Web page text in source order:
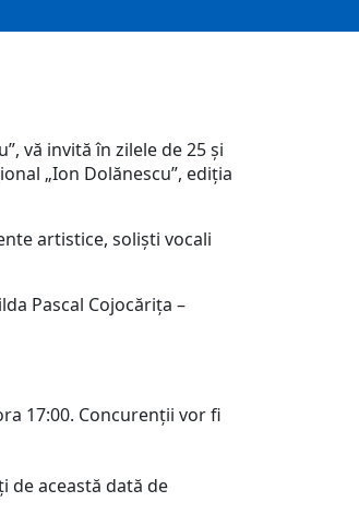
vă invită în zilele de 25 și
„Ion Dolănescu”, ediția
artistice, soliști vocali
Pascal Cojocărița –
17:00. Concurenții vor fi
de această dată de